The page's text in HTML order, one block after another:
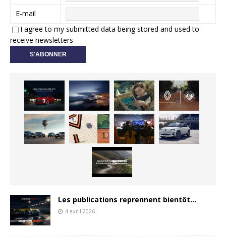
E-mail
I agree to my submitted data being stored and used to
receive newsletters
Les publications reprennent bientôt…
4 avril 2026